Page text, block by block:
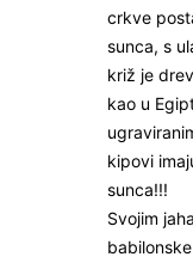
crkve
sunca, s
križ je
kao u
kipovi
sunca!!!
Svojim